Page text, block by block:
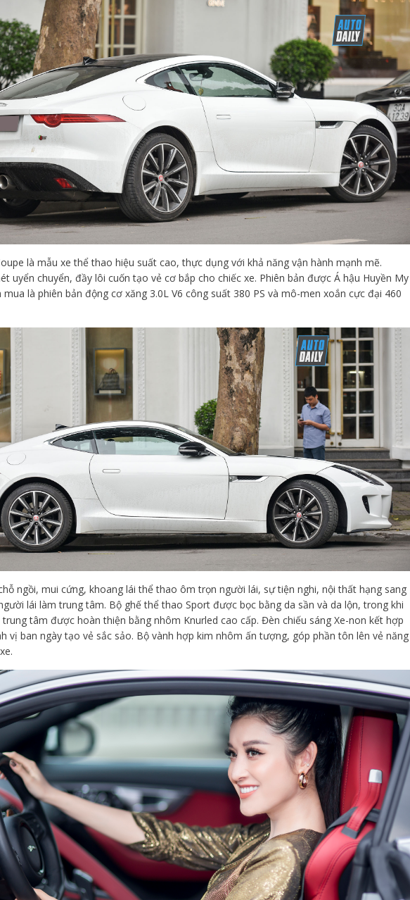
là mẫu xe thể thao hiệu suất cao, thực dụng với khả năng vận hành mạnh mẽ.
uyển chuyển, đầy lôi cuốn tạo vẻ cơ bắp cho chiếc xe. Phiên bản được Á hậu Huyền My
là phiên bản động cơ xăng 3.0L V6 công suất 380 PS và mô-men xoắn cực đại 460
ngồi, mui cứng, khoang lái thể thao ôm trọn người lái, sự tiện nghi, nội thất hạng sang
lái làm trung tâm. Bộ ghế thể thao Sport được bọc bằng da sần và da lộn, trong khi
tâm được hoàn thiện bằng nhôm Knurled cao cấp. Đèn chiếu sáng Xe-non kết hợp
vị ban ngày tạo vẻ sắc sảo. Bộ vành hợp kim nhôm ấn tượng, góp phần tôn lên vẻ năng